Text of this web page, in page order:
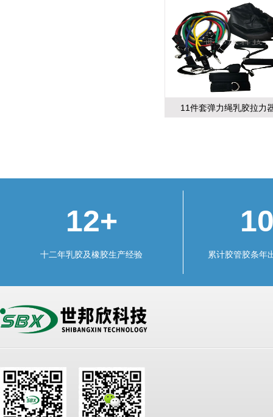
11件套弹力绳乳胶拉力
12+
十二年乳胶及橡胶生产经验 累计胶管胶条年